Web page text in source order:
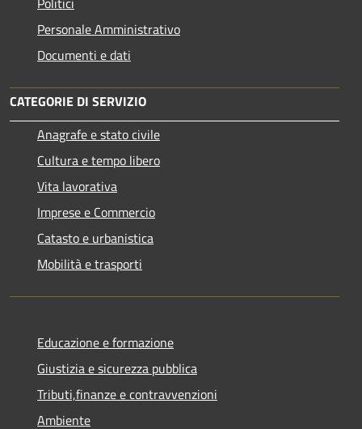
Personale Amministrativo
Documenti e dati
CATEGORIE DI SERVIZIO
Anagrafe e stato civile
Cultura e tempo libero
Vita lavorativa
Imprese e Commercio
Catasto e urbanistica
Mobilità e trasporti
Educazione e formazione
Giustizia e sicurezza pubblica
Tributi,finanze e contravvenzioni
Ambiente